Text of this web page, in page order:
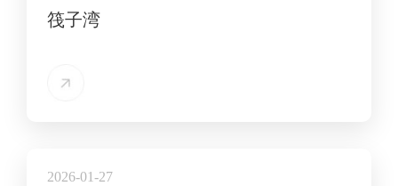
筏子湾
2026-01-27